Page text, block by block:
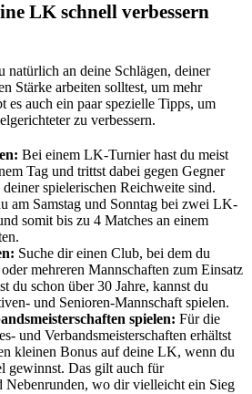
LK schnell verbessern
natürlich an deine Schlägen, deiner
Stärke arbeiten solltest, um mehr
es auch ein paar spezielle Tipps, um
zu verbessern.
Bei einem LK-Turnier hast du meist
Tag und trittst dabei gegen Gegner
spielerischen Reichweite sind.
am Samstag und Sonntag bei zwei LK-
somit bis zu 4 Matches an einem
Suche dir einen Club, bei dem du
mehreren Mannschaften zum Einsatz
du schon über 30 Jahre, kannst du
und Senioren-Mannschaft spielen.
spielen: Für die
und Verbandsmeisterschaften erhältst
kleinen Bonus auf deine LK, wenn du
gewinnst. Das gilt auch für
Nebenrunden, wo dir vielleicht ein Sieg